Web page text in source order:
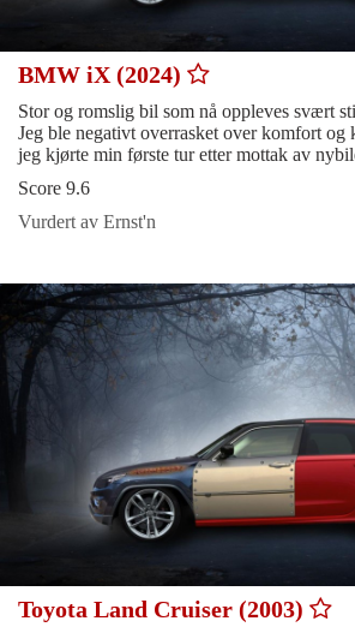
BMW iX (2024)
Stor og romslig bil som nå oppleves svært
Jeg ble negativt overrasket over komfort og
jeg kjørte min første tur etter mottak av
Score 9.6
Vurdert av Ernst'n
Toyota Land Cruiser (2003)